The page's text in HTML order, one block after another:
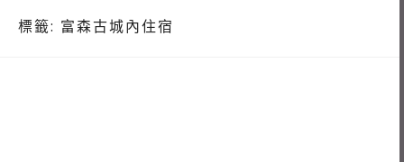
標籤: 富森古城內住宿